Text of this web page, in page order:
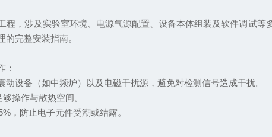
程，涉及实验室环境、电源气源配置、设备本体组装及软件调试
的完整安装指南。
：
设备（如中频炉）以及电磁干扰源，避免对检测信号造成干扰。
操作与散热空间。
，防止电子元件受潮或结露。